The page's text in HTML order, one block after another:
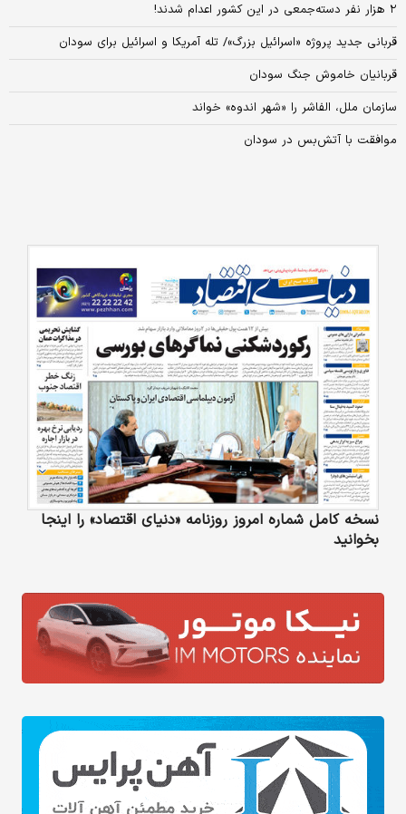
۲ هزار نفر دسته‌جمعی در این کشور اعدام شدند!
قربانی جدید پروژه «اسرائیل بزرگ»/ تله آمریکا و اسرائیل برای سودان
قربانیان خاموش جنگ سودان
سازمان ملل، الفاشر را «شهر اندوه» خواند
موافقت با آتش‌بس در سودان
نسخه کامل شماره امروز روزنامه «دنیای‌ اقتصاد» را اینجا
بخوانید